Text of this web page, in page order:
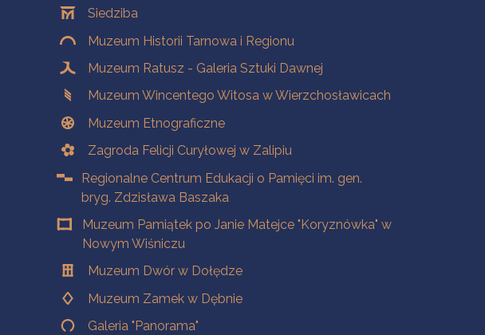
OddziałySiedziba
Muzeum Historii Tarnowa i Regionu
Muzeum Ratusz - Galeria Sztuki Dawnej
Muzeum Wincentego Witosa w Wierzchosławicach
Muzeum Etnograficzne
Zagroda Felicji Curyłowej w Zalipiu
Regionalne Centrum Edukacji o Pamięci im. gen.
bryg. Zdzisława Baszaka
Muzeum Pamiątek po Janie Matejce "Koryznówka" w
Nowym Wiśniczu
Muzeum Dwór w Dołędze
Muzeum Zamek w Dębnie
Galeria "Panorama"